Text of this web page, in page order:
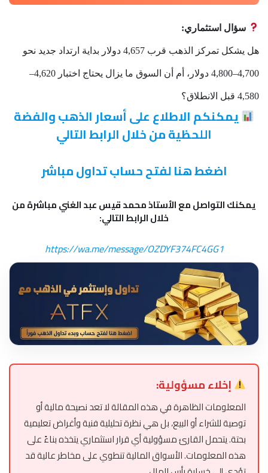
سؤال استثماري:
هل يشكل تمركز الذهب قرب 4,657 دولار بداية ارتداد جديد نحو
4,700–4,800 دولار، أم أن السوق ما يزال يحتاج اختبار 4,620–
4,580 قبل الانطلاق؟
يمكنكم الاطلاع على أسعار الذهب والفضة
اللحظية من خلال الرابط التالي
اضغط هنا لفتح حساب تداول مباشر
يمكنك التواصل مع الأستاذ محمد قيس عبد الغني مباشرة من
خلال الرابط التالي:
https://wa.me/message/OZDYF374FC4GG1
إخلاء مسؤولية:
المعلومات الظاهرة في هذه المقالة لا تعد نصيحة مالية أو
توصية للشراء أو البيع، بل هي نظرة تحليلية فنية وأغراض تعليمية
بحتة. يتحمل القارئ مسؤولية أي قرار استثماري يتخذه بناءً على
هذه المعلومات. الأسواق المالية تنطوي على مخاطر عالية قد